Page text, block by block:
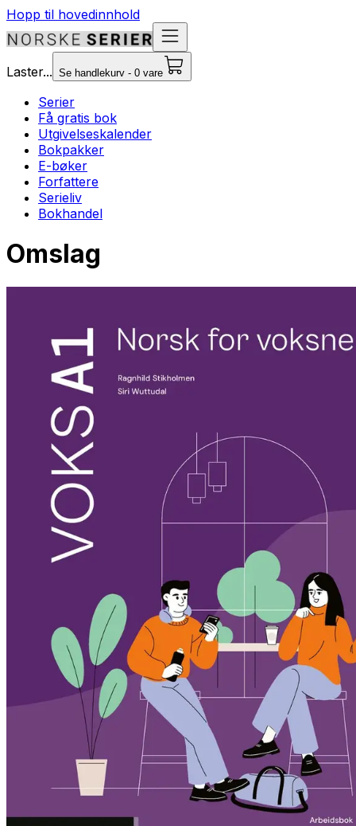
Hopp til hovedinnhold
Laster... Se handlekurv - 0 vare
Serier
Få gratis bok
Utgivelseskalender
Bokpakker
E-bøker
Forfattere
Serieliv
Bokhandel
Omslag